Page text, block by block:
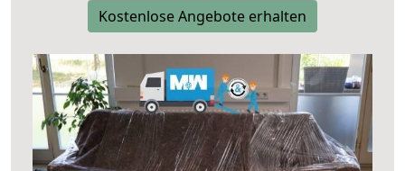
Kostenlose Angebote erhalten